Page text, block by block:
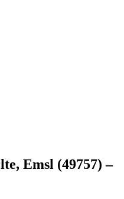
Emsl (49757) –